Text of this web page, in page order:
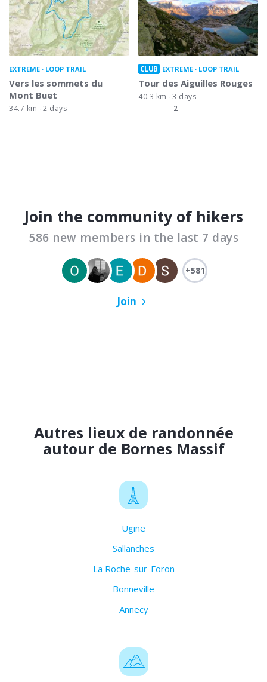
EXTREME LOOP TRAIL
Vers les sommets du
Mont Buet
34.7 km 2 days
CLUB EXTREME LOOP TRAIL
Tour des Aiguilles Rouges
40.3 km
3 days
2
Join the community of hikers
586 new members in the last 7 days
+581
Join
Autres lieux de randonnée
autour de Bornes Massif
Ugine
Sallanches
La Roche-sur-Foron
Bonneville
Annecy